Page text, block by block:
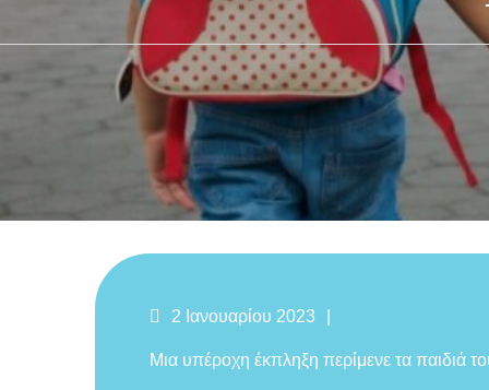
Δημοσιεύτηκε
2 Ιανουαρίου 2023
Μια υπέροχη έκπληξη περίμενε τα παιδιά